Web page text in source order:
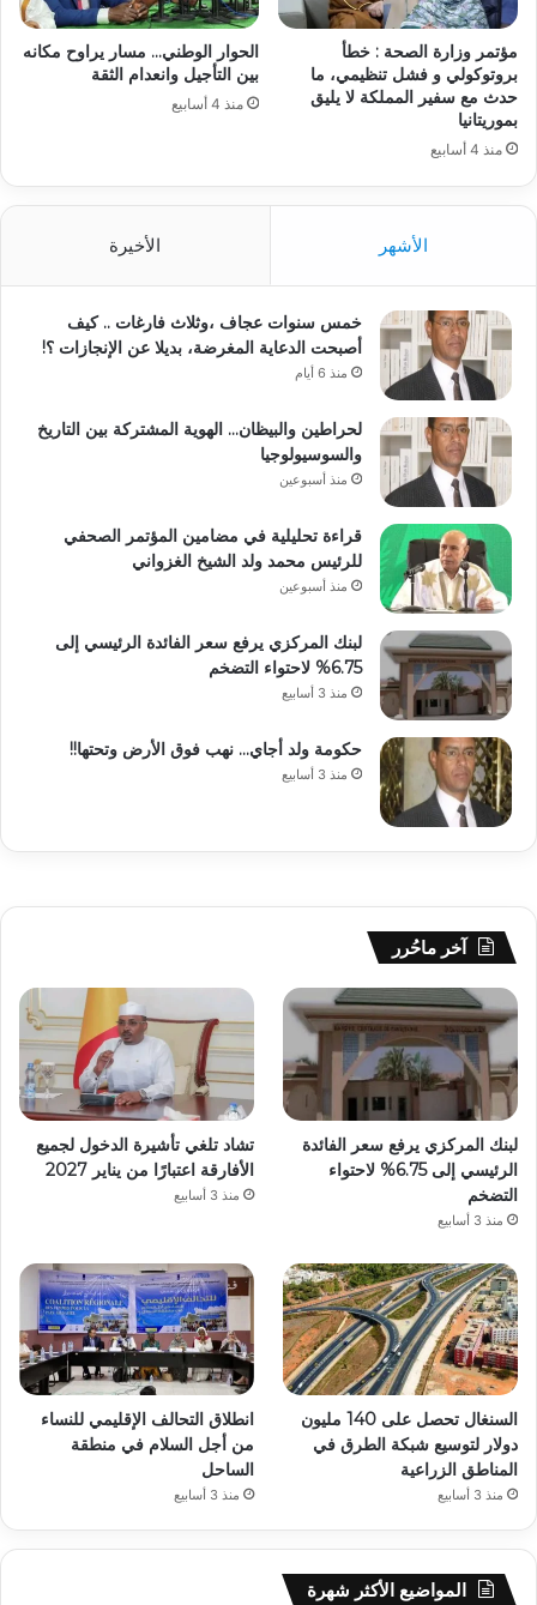
مؤتمر وزارة الصحة : خطأ
بروتوكولي و فشل تنظيمي، ما
حدث مع سفير المملكة لا يليق
بموريتانيا
منذ 4 أسابيع
الحوار الوطني… مسار يراوح مكانه
بين التأجيل وانعدام الثقة
منذ 4 أسابيع
الأشهر الأخيرة
خمس سنوات عجاف ،وثلاث فارغات .. كيف
أصبحت الدعاية المغرضة، بديلا عن الإنجازات ؟!
منذ 6 أيام
لحراطين والبيظان… الهوية المشتركة بين التاريخ
والسوسيولوجيا
منذ أسبوعين
قراءة تحليلية في مضامين المؤتمر الصحفي
للرئيس محمد ولد الشيخ الغزواني
منذ أسبوعين
لبنك المركزي يرفع سعر الفائدة الرئيسي إلى
6.75% لاحتواء التضخم
منذ 3 أسابيع
حكومة ولد أجاي… نهب فوق الأرض وتحتها!!
منذ 3 أسابيع
آخر ماحُرر
لبنك المركزي يرفع سعر الفائدة
الرئيسي إلى 6.75% لاحتواء
التضخم
منذ 3 أسابيع
تشاد تلغي تأشيرة الدخول لجميع
الأفارقة اعتبارًا من يناير 2027
منذ 3 أسابيع
السنغال تحصل على 140 مليون
دولار لتوسيع شبكة الطرق في
المناطق الزراعية
منذ 3 أسابيع
انطلاق التحالف الإقليمي للنساء
من أجل السلام في منطقة
الساحل
منذ 3 أسابيع
المواضيع الأكثر شهرة